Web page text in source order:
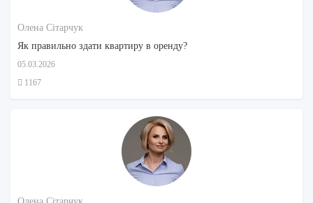
Олена Сітарчук
Як правильно здати квартиру в оренду?
05.03.2026
1167